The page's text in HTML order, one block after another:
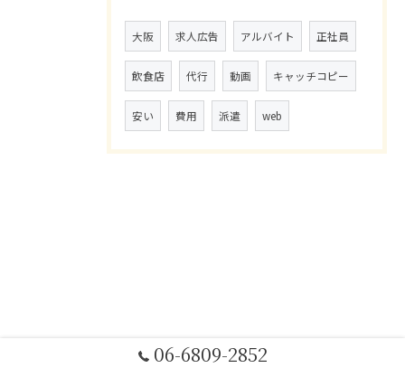
大阪 求人広告 アルバイト 正社員
飲食店 代行 動画 キャッチコピー
安い 費用 派遣 web
06-6809-2852